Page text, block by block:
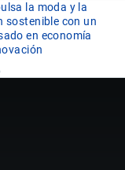
la moda y la
sostenible con un
en economía